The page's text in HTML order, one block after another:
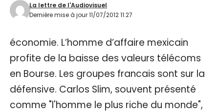
Dernière mise à jour 11/07/2012 11:27
La lettre de l'Audiovisuel
économie. L’homme d’affaire mexicain
profite de la baisse des valeurs télécoms
en Bourse. Les groupes francais sont sur la
défensive. Carlos Slim, souvent présenté
comme "l'homme le plus riche du monde",